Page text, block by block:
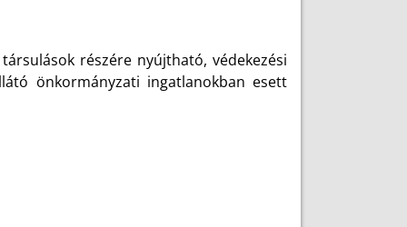
részére nyújtható, védekezési
önkormányzati ingatlanokban esett